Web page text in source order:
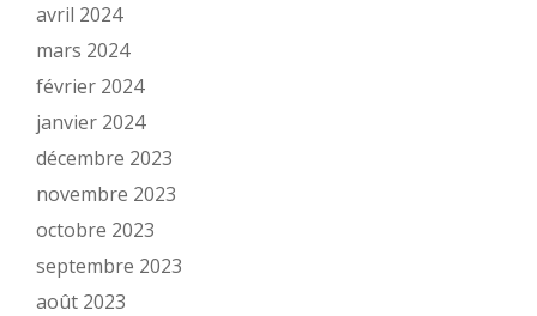
avril 2024
mars 2024
février 2024
janvier 2024
décembre 2023
novembre 2023
octobre 2023
septembre 2023
août 2023